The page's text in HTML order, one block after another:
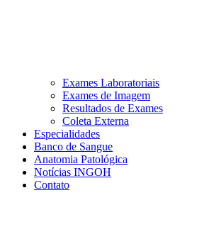
Exames Laboratoriais
Exames de Imagem
Resultados de Exames
Coleta Externa
Especialidades
Banco de Sangue
Anatomia Patológica
Notícias INGOH
Contato